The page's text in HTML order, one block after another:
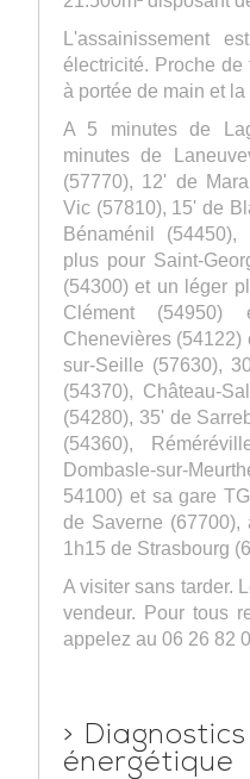
L'assainissement
électricité. Proche de
à portée de main et
A 5 minutes de
minutes de
(57770), 12' de
Vic (57810), 15' de
Bénaménil
plus pour Saint-
(54300) et un léger
Clément
Chenevières
sur-Seille (57630),
(54370), Château-
(54280), 35' de
(54360),
Dombasle-sur-
54100) et sa gare
de Saverne
1h15 de Strasbourg
A visiter sans tarder.
vendeur. Pour tous
appelez au 06 26 82
>
énergétique